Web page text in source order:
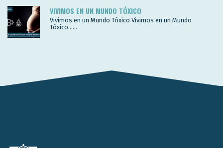
VIVIMOS EN UN MUNDO TÓXICO
Vivimos en un Mundo Tóxico Vivimos en un Mundo
Tóxico…...